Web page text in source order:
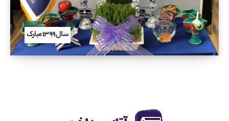
سال ۱۳۹۹ مبارک